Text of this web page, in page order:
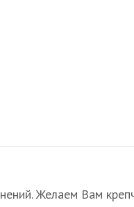
Желаем Вам